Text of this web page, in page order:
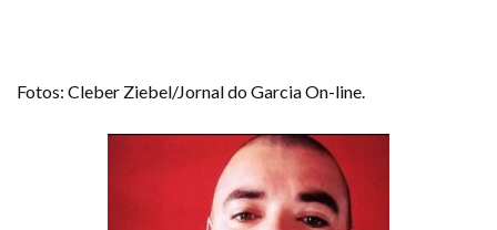
Fotos: Cleber Ziebel/Jornal do Garcia On-line.